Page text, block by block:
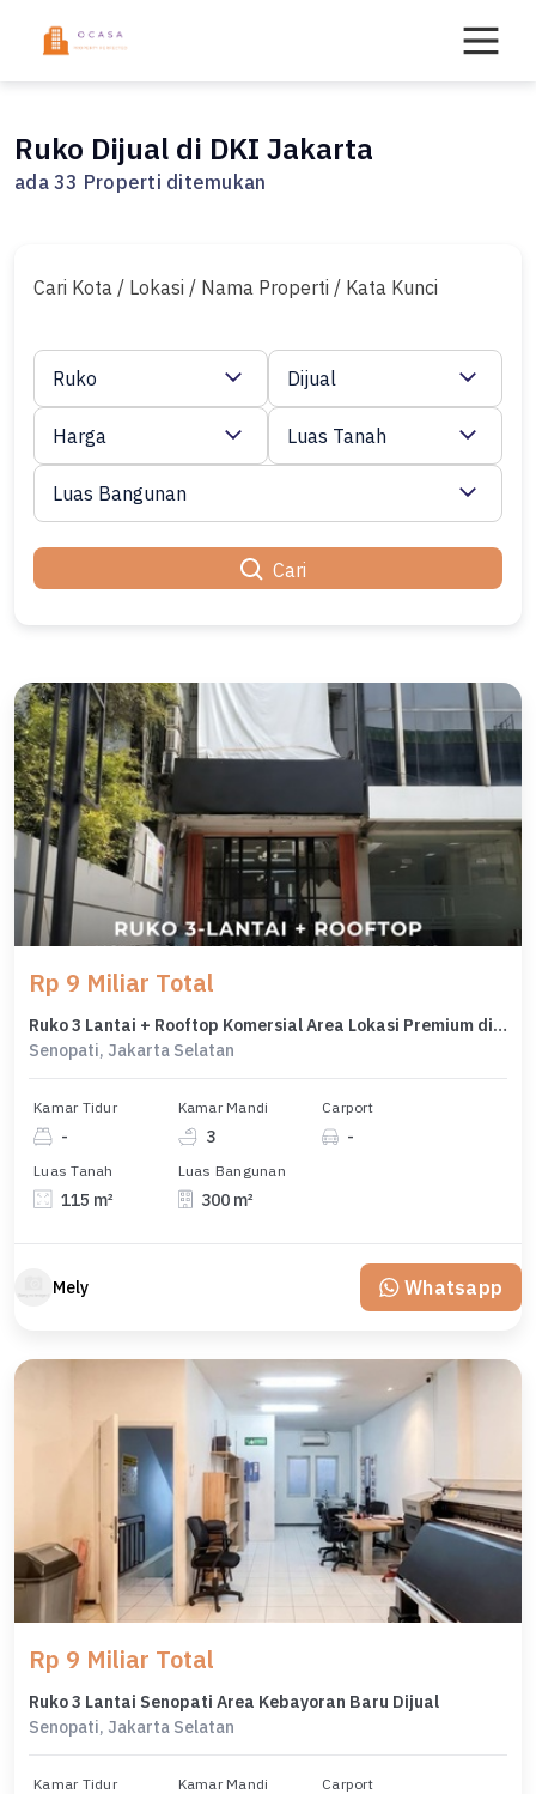
Ruko Dijual di DKI Jakarta
ada 33 Properti ditemukan
Cari Kota / Lokasi / Nama Properti / Kata Kunci
Cari
Ruko Dijual
Harga Luas Tanah
Luas Bangunan
Rp 9 Miliar Total
Ruko 3 Lantai + Rooftop Komersial Area Lokasi Premium di Senopati
Senopati, Jakarta Selatan
Kamar Tidur
-
Kamar Mandi
3
Carport
-
Luas Tanah
115 m²
Luas Bangunan
300 m²
Mely Whatsapp
Rp 9 Miliar Total
Ruko 3 Lantai Senopati Area Kebayoran Baru Dijual
Senopati, Jakarta Selatan
Kamar Tidur Kamar Mandi Carport